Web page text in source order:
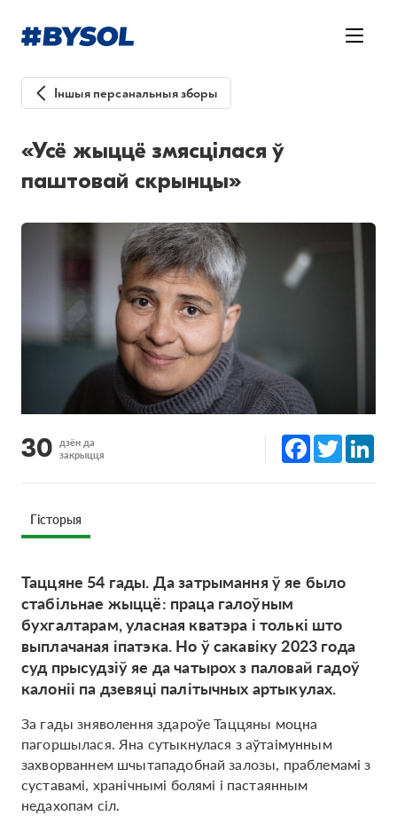
Іншыя персанальныя зборы
«Усё жыццё змясцілася ў
паштовай скрынцы»
30 дзён да
закрыцця
Facebook
Twitter
Гісторыя
Таццяне 54 гады. Да затрымання ў яе было
стабільнае жыццё: праца галоўным
бухгалтарам, уласная кватэра і толькі што
выплачаная іпатэка. Но ў сакавіку 2023 года
суд прысудзіў яе да чатырох з паловай гадоў
калоніі па дзевяці палітычных артыкулах.
За гады зняволення здароўе Таццяны моцна
пагоршылася. Яна сутыкнулася з аўтаімунным
захворваннем шчытападобнай залозы, праблемамі з
суставамі, хранічнымі болямі і пастаянным
недахопам сіл.